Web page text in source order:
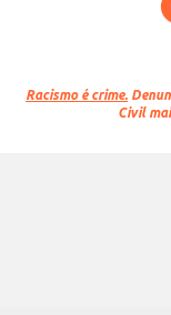
Racismo é crime.
Civil